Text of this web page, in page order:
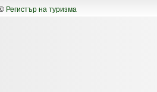
Регистър на туризма